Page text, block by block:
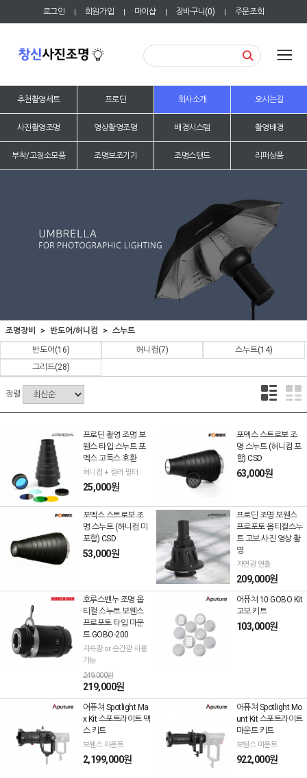
로그인 | 회원가입 | 마이샵 | 장바구니(0) | 주문조회
추천촬영세트 프로딘 회사소개 오시는길
사진촬영조명 영상촬영조명 배경시스템 촬영배경
부착/고정소모품 조명보조기기 조명스탠드 리퍼상품
조명장비 반도어/허니컴
스누트
반도어 (16) 허니컴(7) 스누트(14)
그리드(28)
정렬
프로딘 촬영 조명 보
웬스 타입 스누트 포
멕스 고독스 호환
허니컴 + 컬러 필터
25,000원
포멕스 스트로보 조
명 스누트 (허니컴 포
함) CSD
63,000원
포멕스 스트로보 조
명 스누트 (허니컴 미
포함) CSD
53,000원
프로딘 조명 보웬스
프로포토 옵티컬스누
트 고보 사진 영상 촬
영
자연광 연출
209,000원
호루스벤누 조명 옵
티컬 스누트 보웬스
프로포토 타입 마운
트 GOBO-200
지속광 or 순간광 사용
가능
249,000원
219,000원
어퓨쳐 10 GOBO Kit
고보 키트
103,000원
어퓨쳐 Spotlight Ma
x Kit 스포트라이트 맥
스 키트
보웬스 마운트
2,199,000원
어퓨쳐 Spotlight Mo
unt Kit 스포트라이트
마운트 키트
보웬스 마운트
922,000원